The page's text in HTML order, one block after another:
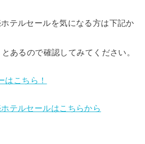
テルセールを気になる方は下記か
あるので確認してみてください。
はこちら！
テルセールはこちらから